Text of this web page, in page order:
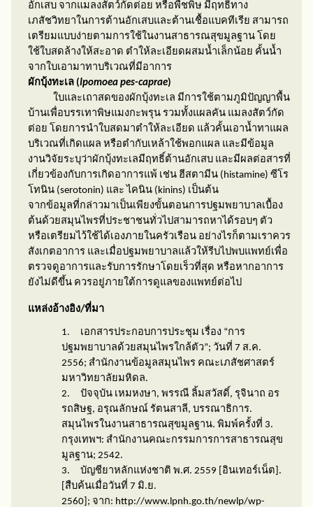
อักเสบ จากแมลงสัตว์กัดต่อย หรือพืชพิษ มีฤทธิ์ทาง
เภสัชวิทยาในการต้านอักเสบและต้านเชื้อแบคทีเรีย สามารถ
เตรียมแบบง่ายตามการใช้ในงานสาธารณสุขมูลฐาน โดย
ใช้ใบสดล้างให้สะอาด ตำให้ละเอียดผสมน้ำเล็กน้อย คั้นน้ำ
จากใบเอามาทาบริเวณที่มีอาการ
ผักบุ้งทะเล (Ipomoea pes-caprae)
ใบและเถาสดของผักบุ้งทะเล มีการใช้ตามภูมิปัญญาพื้น
บ้านเพื่อบรรเทาพิษแมงกะพรุน รวมทั้งแผลคัน แมลงสัตว์กัด
ต่อย โดยการนำใบสดมาตำให้ละเอียด แล้วคั้นเอาน้ำทาแผล
บริเวณที่เกิดแผล หรือตำกับเหล้าใช้พอกแผล และมีข้อมูล
งานวิจัยระบุว่าผักบุ้งทะเลมีฤทธิ์ต้านอักเสบ และมีผลต่อสารที่
เกี่ยวข้องกับการเกิดอาการแพ้ เช่น ฮีสตามีน (histamine) ซีโร
โทนิน (serotonin) และ ไคนิน (kinins) เป็นต้น
จากข้อมูลที่กล่าวมาเป็นเพียงขั้นตอนการปฐมพยาบาลเบื้อง
ต้นด้วยสมุนไพรที่ประชาชนทั่วไปสามารถหาได้รอบๆ ตัว
หรือเตรียมไว้ใช้ได้เองภายในครัวเรือน อย่างไรก็ตามเราควร
สังเกตอาการ และเมื่อปฐมพยาบาลแล้วให้รีบไปพบแพทย์เพื่อ
ตรวจดูอาการและรับการรักษาโดยเร็วที่สุด หรือหากอาการ
ยังไม่ดีขึ้น ควรอยู่ภายใต้การดูแลของแพทย์ต่อไป
แหล่งอ้างอิง/ที่มา
1.
เอกสารประกอบการประชุม เรื่อง “การ
ปฐมพยาบาลด้วยสมุนไพรใกล้ตัว”; วันที่ 7 ส.ค.
2556; สำนักงานข้อมูลสมุนไพร คณะเภสัชศาสตร์
มหาวิทยาลัยมหิดล.
2.
ปัจจุบัน เหมหงษา, พรรณี ลิ้มสวัสดิ์, รุจินาถ อร
รถสิษฐ, อรุณลักษณ์ รัตนสาลี, บรรณาธิการ.
สมุนไพรในงานสาธารณสุขมูลฐาน. พิมพ์ครั้งที่ 3.
กรุงเทพฯ: สำนักงานคณะกรรมการการสาธารณสุข
มูลฐาน; 2542.
3.
บัญชียาหลักแห่งชาติ พ.ศ. 2559 [อินเทอร์เน็ต].
[สืบค้นเมื่อวันที่ 7 มิ.ย.
2560] ; จาก: http://www.lpnh.go.th/newlp/wp-